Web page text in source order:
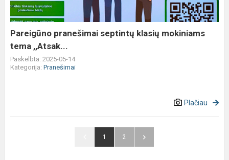
tema
,,Atsak...
Pareigūno pranešimai septintų klasių mokiniams
tema ,,Atsak...
Paskelbta: 2025-05-14
Kategorija: Pranešimai
Plačiau
1 2